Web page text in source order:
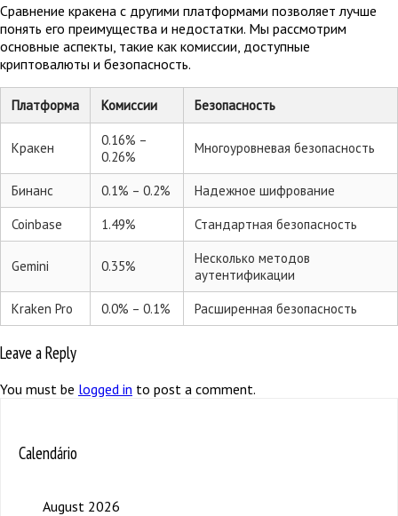
Сравнение кракена с другими платформами позволяет лучше
понять его преимущества и недостатки. Мы рассмотрим
основные аспекты, такие как комиссии, доступные
криптовалюты и безопасность.
Платформа Комиссии Безопасность
Кракен
0.16% –
0.26%
Многоуровневая безопасность
Бинанс 0.1% – 0.2%
Надежное шифрование
Coinbase
1.49% Стандартная безопасность
Gemini 0.35%
Несколько методов
аутентификации
Kraken Pro
0.0% – 0.1% Расширенная безопасность
Leave a Reply
You must be logged in to post a comment.
Calendário
August 2026